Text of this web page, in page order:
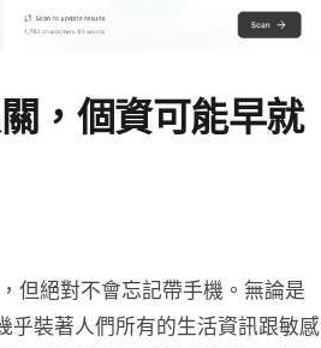
，個資可能早就
但絕對不會忘記帶手機。無論是
乎裝著人們所有的生活資訊跟敏感